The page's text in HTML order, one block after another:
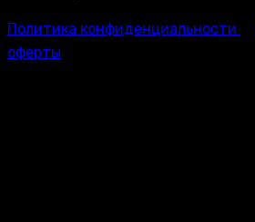
Политика конфиденциальности
оферты